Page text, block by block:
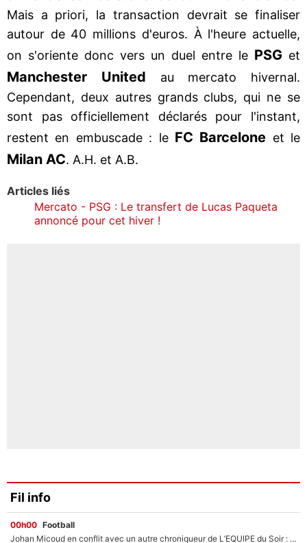
Mais a priori, la transaction devrait se finaliser
autour de 40 millions d'euros. À l'heure actuelle,
on s'oriente donc vers un duel entre le PSG et
Manchester United au mercato hivernal.
Cependant, deux autres grands clubs, qui ne se
sont pas officiellement déclarés pour l'instant,
restent en embuscade : le FC Barcelone et le
Milan AC. A.H. et A.B.
Articles liés
Mercato - PSG : Le transfert de Lucas Paqueta
annoncé pour cet hiver !
Fil info
00h00 Football
Johan Micoud en conflit avec un autre chroniqueur de L’EQUIPE du Soir : «Pendant un moment, je ne les ai pas remis ensemble dans l'émission»